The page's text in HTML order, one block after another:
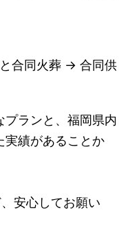
合同火葬 → 合同供
プランと、福岡県内
実績があることか
安心してお願い